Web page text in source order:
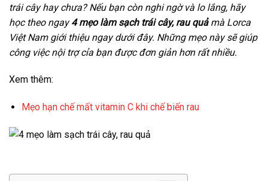
trái cây hay chưa? Nếu bạn còn nghi ngờ và lo lắng, hãy
học theo ngay4 mẹo làm sạch trái cây, rau quả mà Lorca
Việt Nam giới thiệu ngay dưới đây. Những mẹo này sẽ giúp
công việc nội trợ cỉa bạn được đơn giản hơn rất nhiều.
Xem thêm:
Mẹo hạn chế mất vitamin C khi chế biến rau